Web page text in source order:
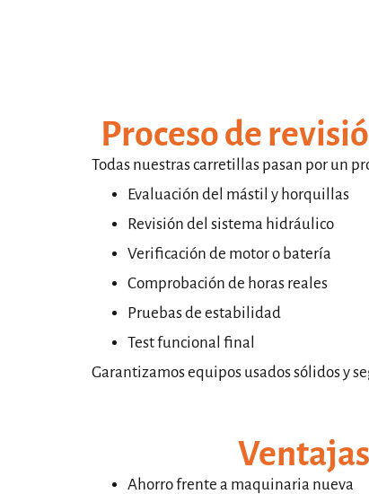
Proceso de
Todas nuestras carretillas pasan por un
Evaluación del mástil y horquillas
Revisión del sistema hidráulico
Verificación de motor o batería
Comprobación de horas reales
Pruebas de estabilidad
Test funcional final
Garantizamos equipos usados sólidos y
Ahorro frente a maquinaria nueva